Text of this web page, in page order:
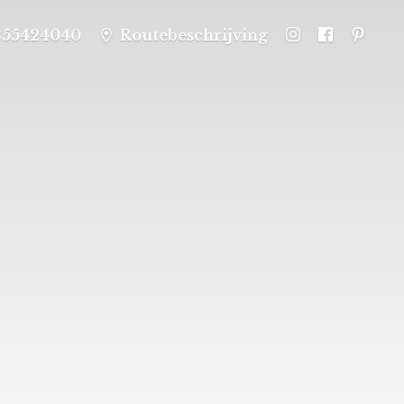
Routebeschrijving